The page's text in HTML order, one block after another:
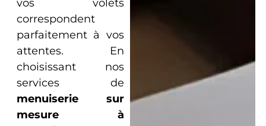
vos volets
correspondent
parfaitement à vos
attentes. En
choisissant nos
services de
menuiserie sur
mesureà